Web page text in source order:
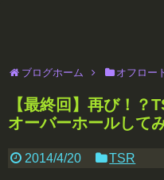
ブログホーム オフロー
【最終回】再び！？
オーバーホールして
2014/4/20 TSR